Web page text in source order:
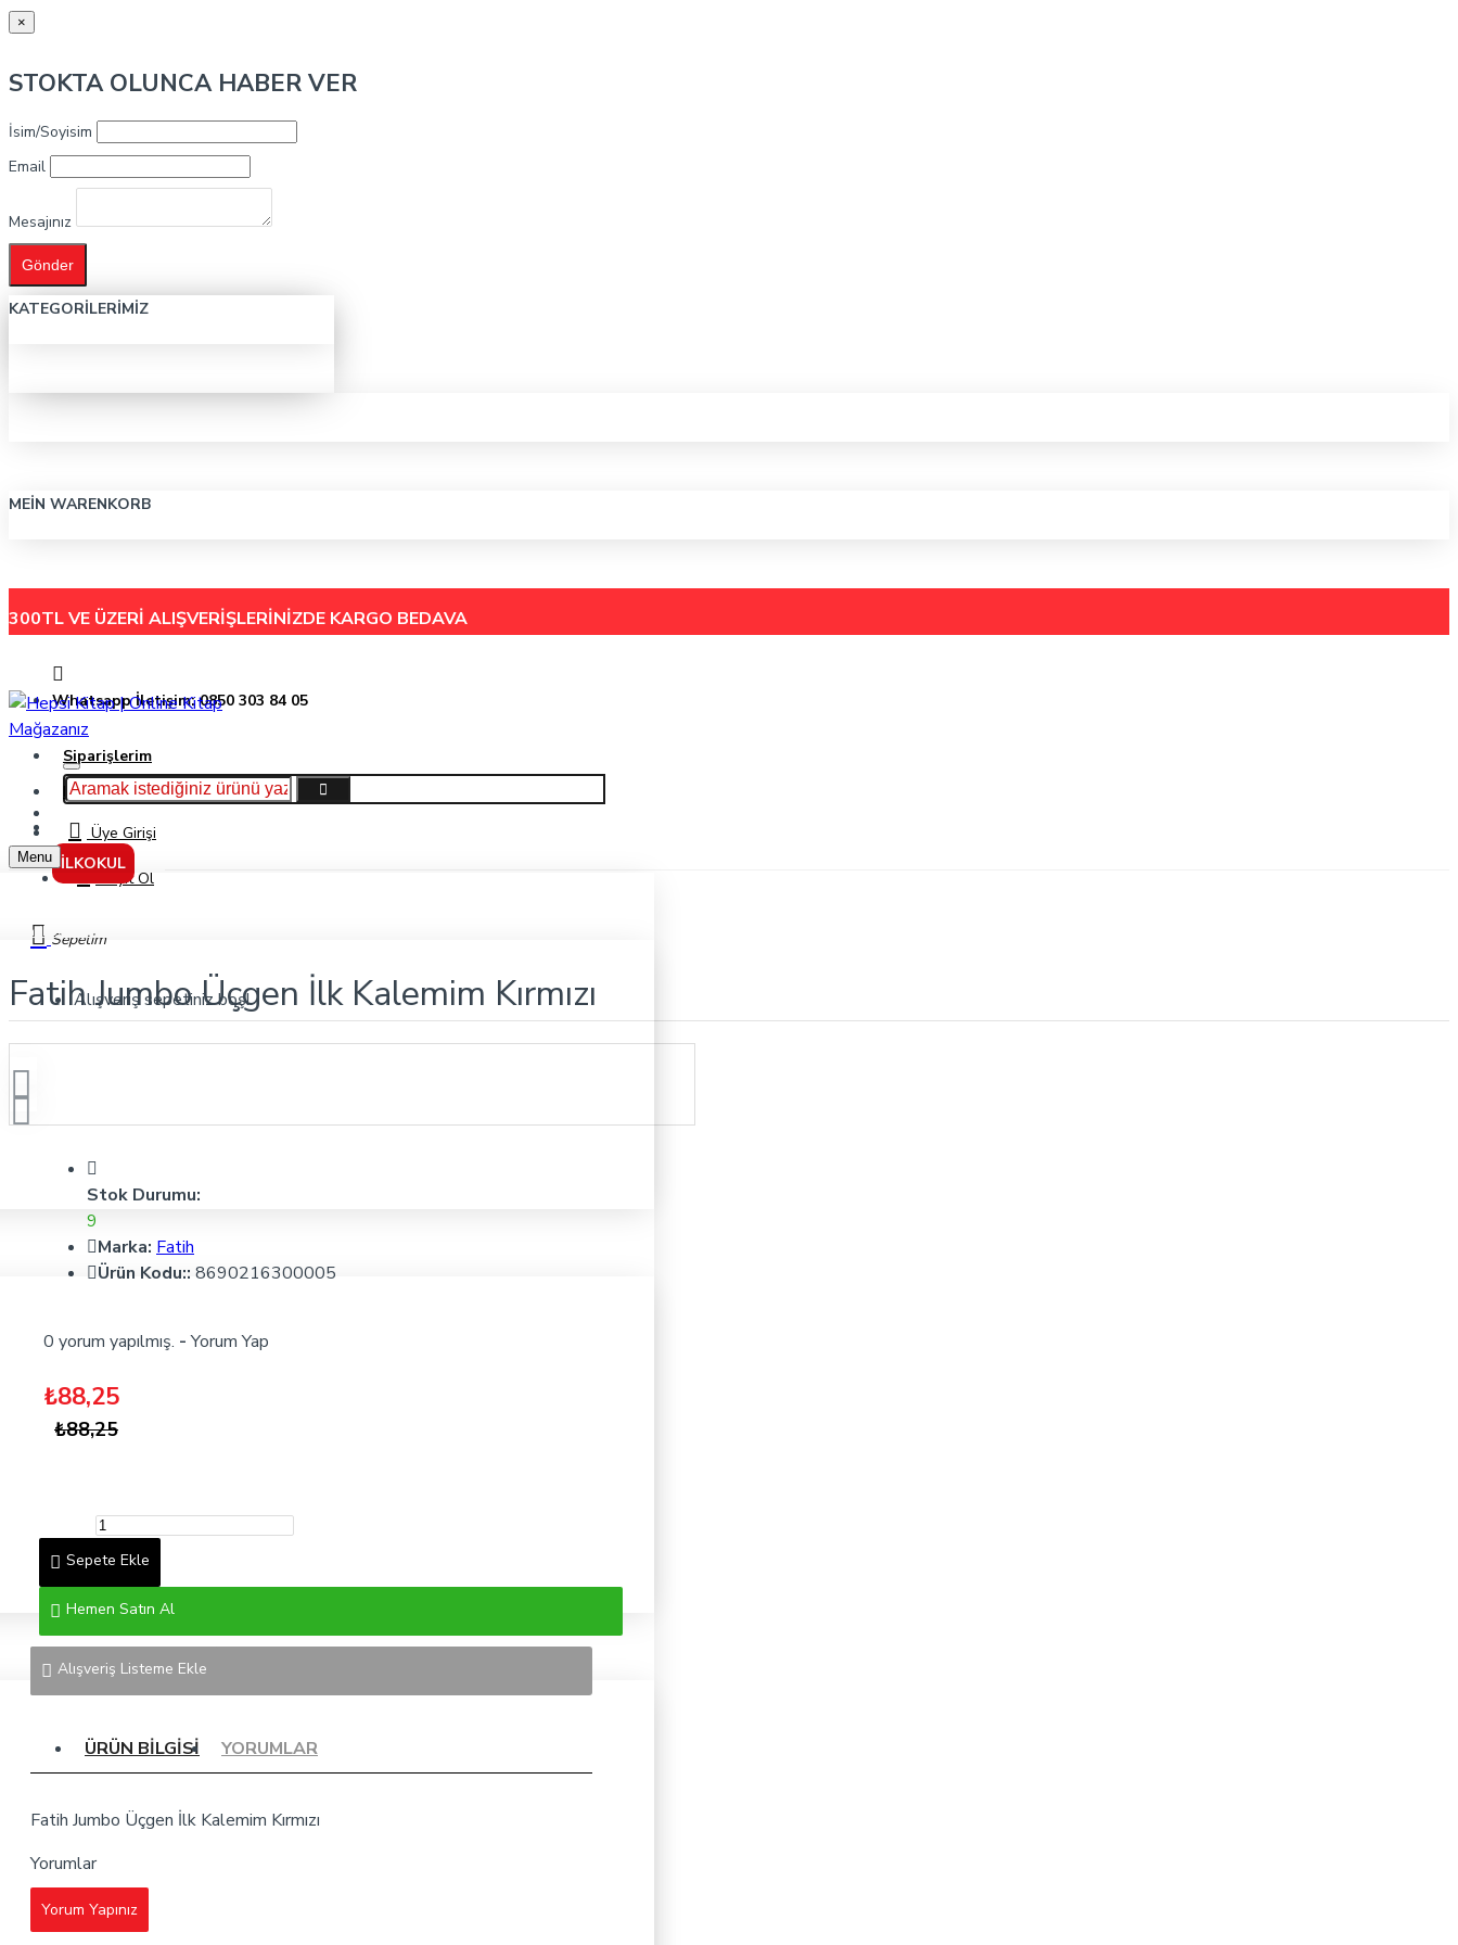
×
STOKTA OLUNCA HABER VER
İsim/Soyisim
Email
Mesajınız
Gönder
KATEGORILERIMIZ
MEIN WARENKORB
300TL VE ÜZERİ ALIŞVERİŞLERİNİZDE KARGO BEDAVA
Whatsapp İletişim: 0850 303 84 05
Siparişlerim
Hakkımızda
İletişimÜye Girişi
Kayıt Ol
Sepetim
Alışveriş sepetiniz boş!
İLKOKUL
Menu
Fatih Jumbo Üçgen İlk Kalemim Kırmızı
Fatih Jumbo Üçgen İlk Kalemim Kırmızı
Stok Durumu:
9
Marka: Fatih
Ürün Kodu:: 8690216300005
0 yorum yapılmış. - Yorum Yap
₺88,25
₺88,25
Sepete Ekle
Hemen Satın Al
Alışveriş Listeme Ekle
ÜRÜN BILGISI YORUMLAR
Fatih Jumbo Üçgen İlk Kalemim Kırmızı
Yorumlar
Yorum Yapınız